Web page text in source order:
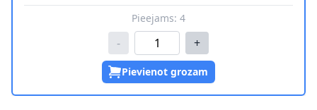
Pieejams: 4
- +
Pievienot grozam